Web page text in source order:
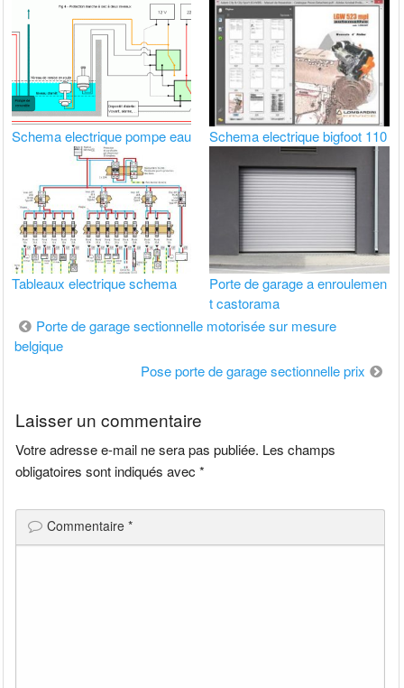
Schema electrique pompe eau Schema electrique bigfoot 110
Tableaux electrique schema
Porte de garage a enroulemen
t castorama
Navigation
de
Porte de garage sectionnelle motorisée sur mesure
belgique
Pose porte de garage sectionnelle prix
Laisser un commentaire
Votre adresse e-mail ne sera pas publiée. Les champs
obligatoires sont indiqués avec*
Commentaire*